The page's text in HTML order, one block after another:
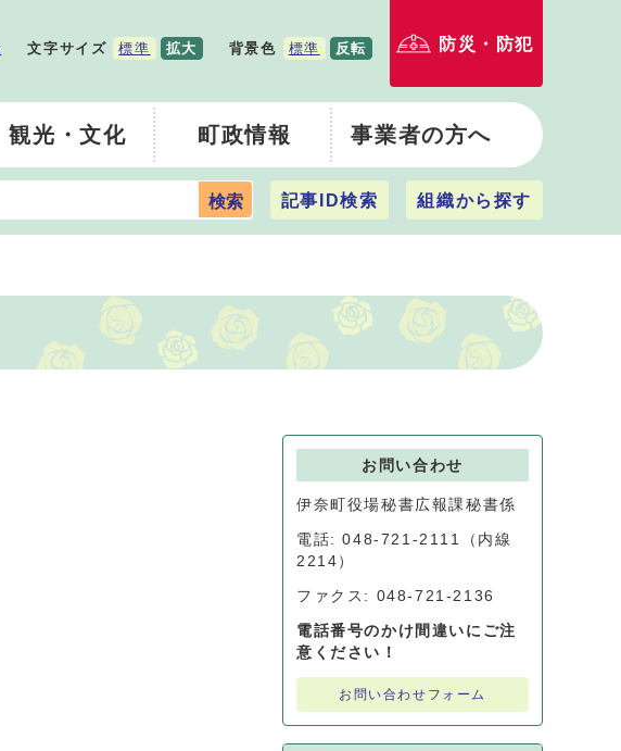
文字サイズ 標準 拡大 背景色 標準 反転 防災・防犯
観光・文化 町政情報 事業者の方へ
検索 記事ID検索 組織から探す
お問い合わせ
伊奈町役場秘書広報課秘書係
電話: 048-721-2111（内線
2214）
ファクス: 048-721-2136
電話番号のかけ間違いにご注
意ください！
お問い合わせフォーム